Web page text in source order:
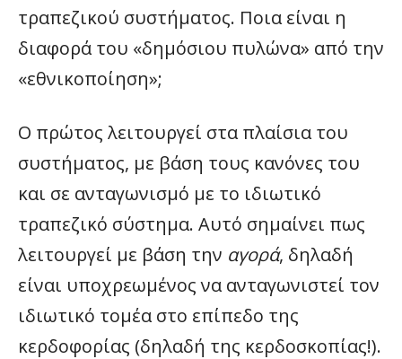
τραπεζικού συστήματος. Ποια είναι η
διαφορά του «δημόσιου πυλώνα» από την
«εθνικοποίηση»;
Ο πρώτος λειτουργεί στα πλαίσια του
συστήματος, με βάση τους κανόνες του
και σε ανταγωνισμό με το ιδιωτικό
τραπεζικό σύστημα. Αυτό σημαίνει πως
λειτουργεί με βάση την αγορά, δηλαδή
είναι υποχρεωμένος να ανταγωνιστεί τον
ιδιωτικό τομέα στο επίπεδο της
κερδοφορίας (δηλαδή της κερδοσκοπίας!).